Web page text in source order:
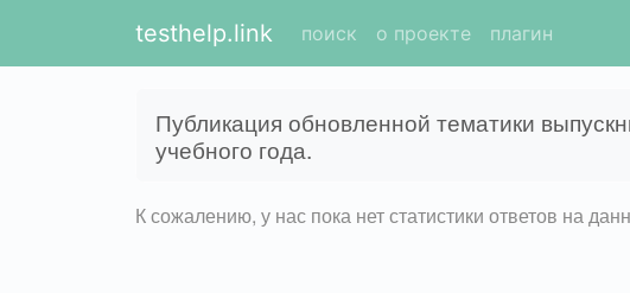
testhelp.link поиск о проекте плагин
Публикация обновленной тематики
учебного года.
К сожалению, у нас пока нет статистики ответов на